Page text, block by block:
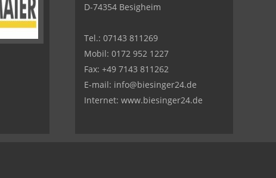
D-74354 Besigheim
Tel.: 07143 811269
Mobil: 0172 952 1227
Fax: +49 7143 811262
E-mail: info@biesinger24.de
Internet: www.biesinger24.de